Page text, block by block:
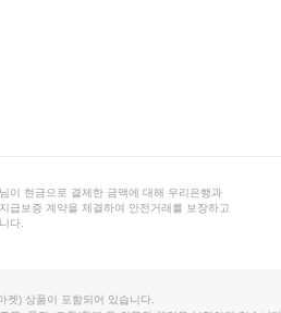
이 현금으로 결제한 금액에 대해 우리은행과
급보증 계약을 체결하여 안전거래를 보장하고
다.
켓) 상품이 포함되어 있습니다.